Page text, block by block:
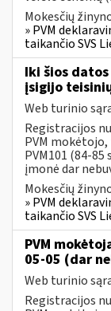
Mokesčių
» PVM
taikančio SVS
Iki šios
įsigijo
Web turinio
Registracijos
PVM mokėtojo,
PVM101 (84-
įmonė dar
Mokesčių
» PVM
taikančio SVS
PVM
05-05 (dar
Web turinio
Registracijos